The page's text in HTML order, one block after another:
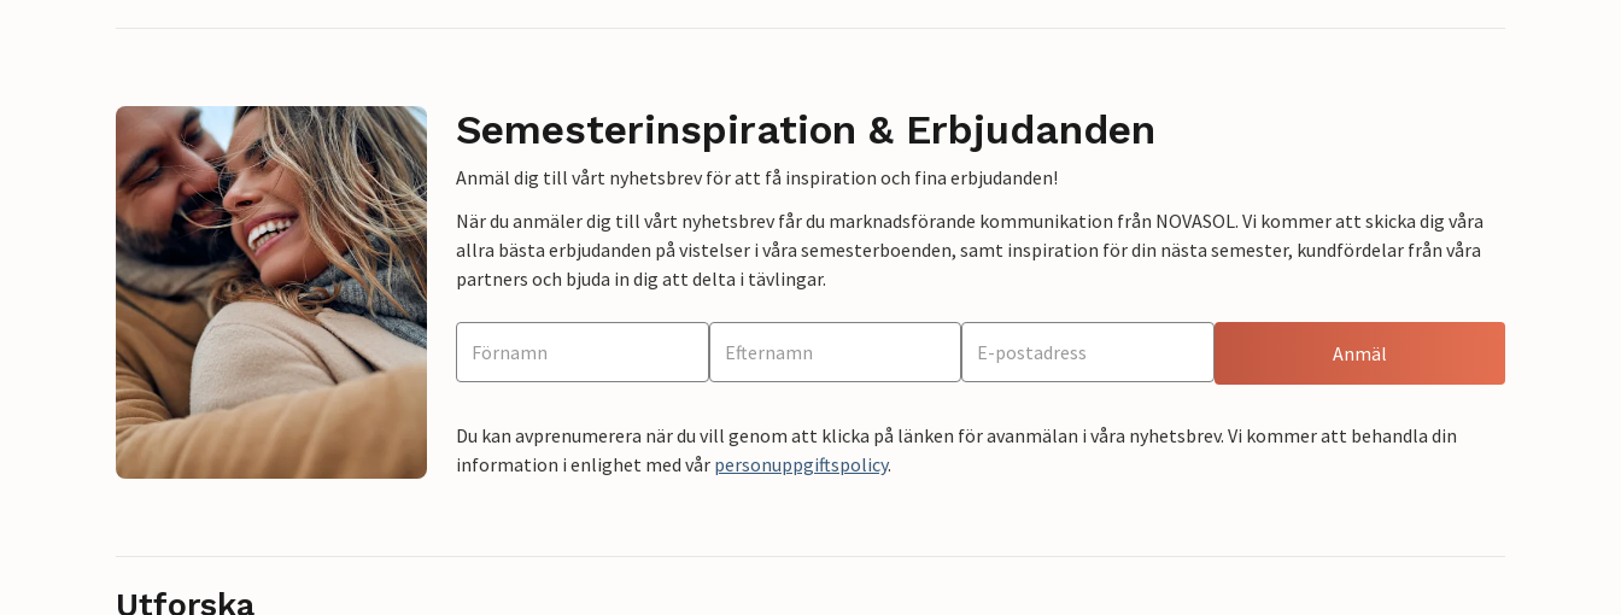
Semesterinspiration & Erbjudanden
Anmäl dig till vårt nyhetsbrev för att få inspiration och fina erbjudanden!
När du anmäler dig till vårt nyhetsbrev får du marknadsförande kommunikation från NOVASOL. Vi kommer att skicka dig våra
allra bästa erbjudanden på vistelser i våra semesterboenden, samt inspiration för din nästa semester, kundfördelar från våra
partners och bjuda in dig att delta i tävlingar.
Anmäl
Du kan avprenumerera när du vill genom att klicka på länken för avanmälan i våra nyhetsbrev. Vi kommer att behandla din
information i enlighet med vår personuppgiftspolicy.
Utforska